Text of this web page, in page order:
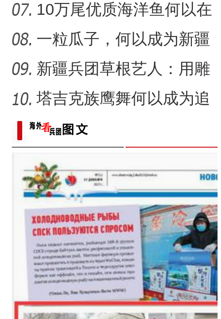
体验非遗技艺打卡地？
10万尾优质海洋鱼何以在
新疆沙漠里安家？
一粒瓜子，何以成为新疆
的名片？
新疆兵团草根艺人：用雕
塑述说“兵团故事”雕刻别
塔吉克族鹰舞何以成为追
求美好生活的展现？